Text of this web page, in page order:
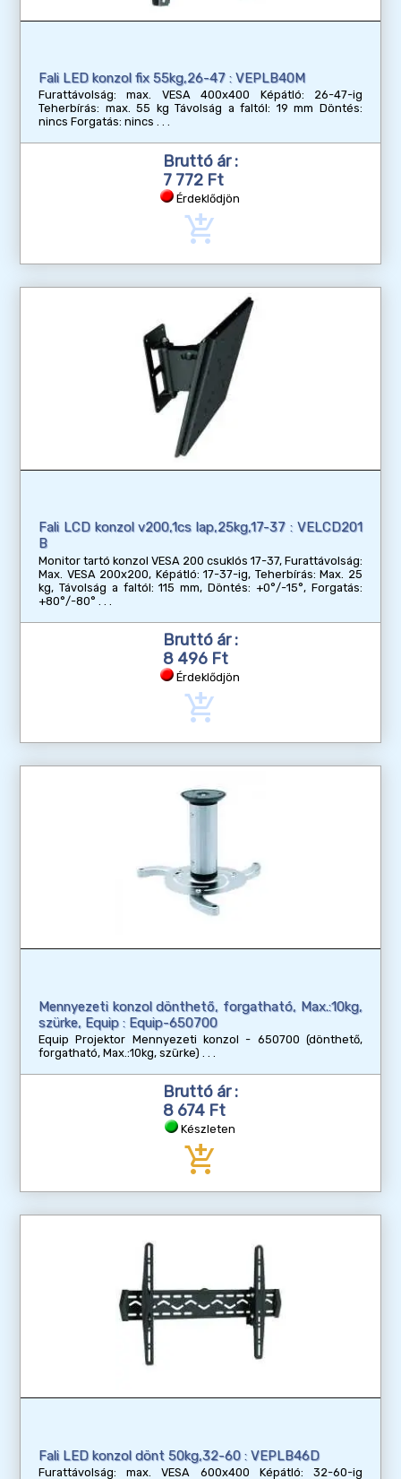
Fali LED konzol fix 55kg,26-47 : VEPLB40M
Furattávolság: max. VESA 400x400 Képátló: 26-47-ig
Teherbírás: max. 55 kg Távolság a faltól: 19 mm Döntés:
nincs Forgatás: nincs
Bruttó ár :
7 772 Ft
Érdeklődjön
add_shopping_cart
Fali LCD konzol v200,1cs lap,25kg,17-37 : VELCD201
B
Monitor tartó konzol VESA 200 csuklós 17-37, Furattávolság:
Max. VESA 200x200, Képátló: 17-37-ig, Teherbírás: Max. 25
kg, Távolság a faltól: 115 mm, Döntés: +0°/-15°, Forgatás:
+80°/-80°
Bruttó ár :
8 496 Ft
Érdeklődjön
add_shopping_cart
Mennyezeti konzol dönthető, forgatható, Max.:10kg,
szürke, Equip : Equip-650700
Equip Projektor Mennyezeti konzol - 650700 (dönthető,
forgatható, Max.:10kg, szürke)
Bruttó ár :
8 674 Ft
Készleten
add_shopping_cart
Fali LED konzol dönt 50kg,32-60 : VEPLB46D
Furattávolság: max. VESA 600x400 Képátló: 32-60-ig